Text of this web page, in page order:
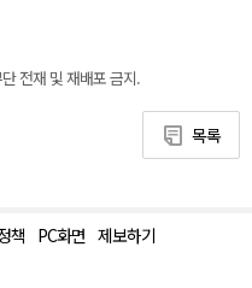
전재 및 재배포 금지.
목록
책 PC화면 제보하기